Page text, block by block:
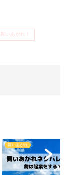
舞いあがれ！
舞いあがれ